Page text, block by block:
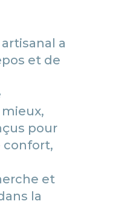
a
et de
pour
confort,
et
la